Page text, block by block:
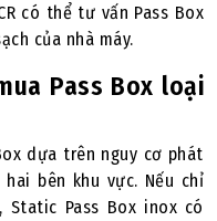
có thể tư vấn Pass Box
của nhà máy.
Pass Box loại
dựa trên nguy cơ phát
bên khu vực. Nếu chỉ
Static Pass Box inox có